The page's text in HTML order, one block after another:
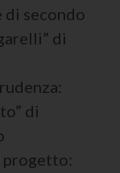
di secondo
di
di
progetto: